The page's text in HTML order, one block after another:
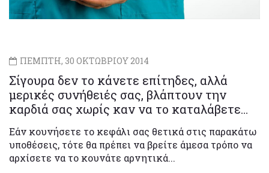
ΠΕΜΠΤΗ, 30 ΟΚΤΩΒΡΙΟΥ 2014
Σίγουρα δεν το κάνετε επίτηδες, αλλά
μερικές συνήθειές σας, βλάπτουν την
καρδιά σας χωρίς καν να το καταλάβετε…
Εάν κουνήσετε το κεφάλι σας θετικά στις παρακάτω
υποθέσεις, τότε θα πρέπει να βρείτε άμεσα τρόπο να
αρχίσετε να το κουνάτε αρνητικά...